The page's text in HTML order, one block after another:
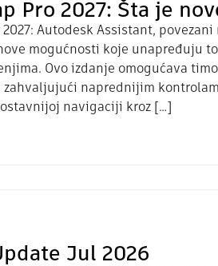
Pro 2027: Šta je
2027: Autodesk Assistant,
mogućnosti koje unapređuju
Ovo izdanje omogućava
zahvaljujući naprednijim
navigaciji kroz […]
Jul 2026